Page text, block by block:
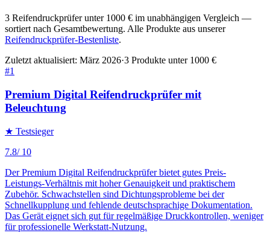
3 Reifendruckprüferunter 1000 € im unabhängigen Vergleich —
sortiert nach Gesamtbewertung. Alle Produkte aus unserer
Reifendruckprüfer-Bestenliste.
Zuletzt aktualisiert: März 2026·3 Produkte unter 1000 €
#1
Premium Digital Reifendruckprüfer mit
Beleuchtung
★ Testsieger
7.8/ 10
Der Premium Digital Reifendruckprüfer bietet gutes Preis-
Leistungs-Verhältnis mit hoher Genauigkeit und praktischem
Zubehör. Schwachstellen sind Dichtungsprobleme bei der
Schnellkupplung und fehlende deutschsprachige Dokumentation.
Das Gerät eignet sich gut für regelmäßige Druckkontrollen, weniger
für professionelle Werkstatt-Nutzung.